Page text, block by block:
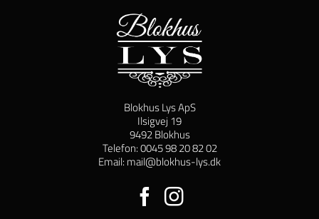
Blokhus Lys ApS
Ilsigvej 19
9492 Blokhus
Telefon: 0045 98 20 82 02
Email: mail@blokhus-lys.dk